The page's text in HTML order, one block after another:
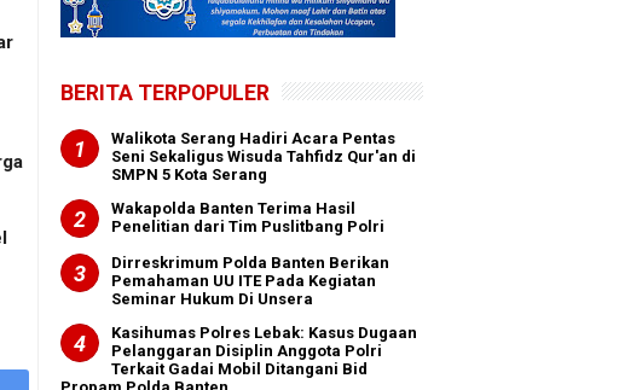
BERITA TERPOPULER
Walikota Serang Hadiri Acara Pentas
Seni Sekaligus Wisuda Tahfidz Qur'an di
SMPN 5 Kota Serang
Wakapolda Banten Terima Hasil
Penelitian dari Tim Puslitbang Polri
Dirreskrimum Polda Banten Berikan
Pemahaman UU ITE Pada Kegiatan
Seminar Hukum Di Unsera
Kasihumas Polres Lebak: Kasus Dugaan
Pelanggaran Disiplin Anggota Polri
Terkait Gadai Mobil Ditangani Bid